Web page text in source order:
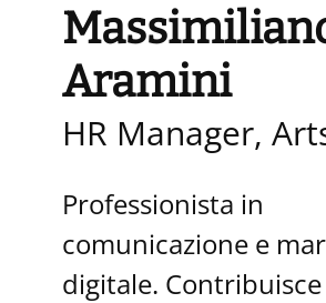
Aramini
HR Manager,
Professionista in
comunicazione e
digitale.